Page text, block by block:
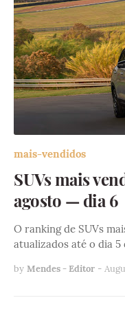
mais-vendidos
SUVs mais
agosto — dia 6
O ranking de SUVs
atualizados até o dia 5
by Mendes - Editor -